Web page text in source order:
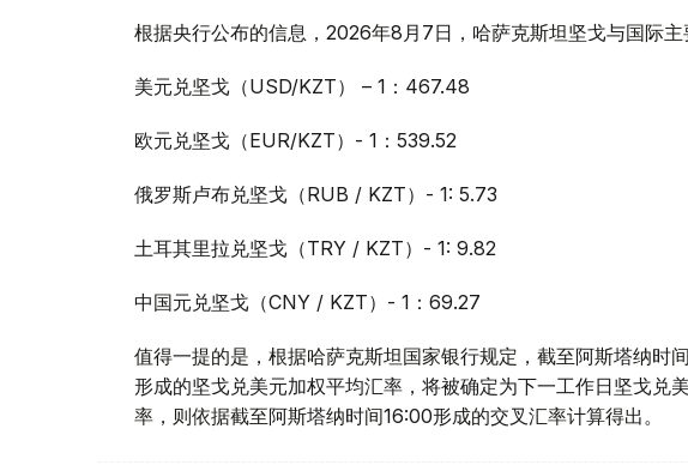
根据央行公布的信息，2026年8月7日，哈萨克斯坦坚戈与国际主
美元兑坚戈（USD/KZT） – 1：467.48
欧元兑坚戈（EUR/KZT）- 1：539.52
俄罗斯卢布兑坚戈（RUB / KZT）- 1: 5.73
土耳其里拉兑坚戈（TRY / KZT）- 1: 9.82
中国元兑坚戈（CNY / KZT）- 1：69.27
值得一提的是，根据哈萨克斯坦国家银行规定，截至阿斯塔纳时
形成的坚戈兑美元加权平均汇率，将被确定为下一工作日坚戈兑
率，则依据截至阿斯塔纳时间16:00形成的交叉汇率计算得出。